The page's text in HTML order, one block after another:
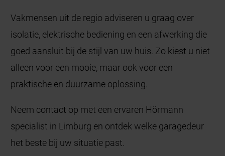
Vakmensen uit de regio adviseren u graag over
isolatie, elektrische bediening en een afwerking die
goed aansluit bij de stijl van uw huis. Zo kiest u niet
alleen voor een mooie, maar ook voor een
praktische en duurzame oplossing.
Neem contact op met een ervaren Hörmann
specialist in Limburg en ontdek welke garagedeur
het beste bij uw situatie past.